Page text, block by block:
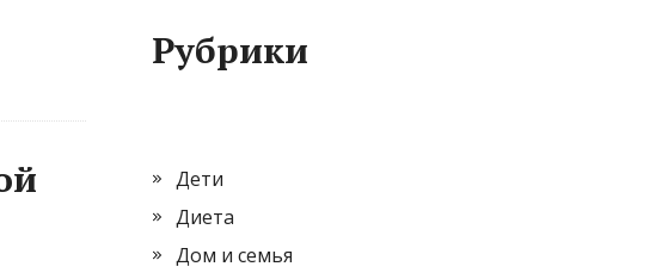
Рубрики
Дети
Диета
Дом и семья